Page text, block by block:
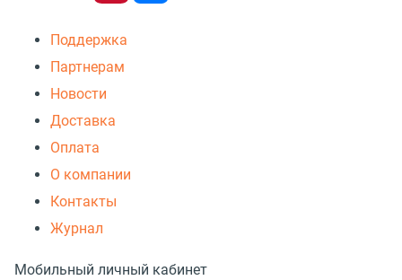
Поддержка
Партнерам
Новости
Доставка
Оплата
О компании
Контакты
Журнал
Мобильный личный кабинет